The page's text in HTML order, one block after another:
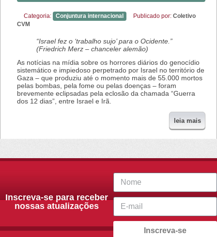
Categoria: Conjuntura internacional Publicado por: Coletivo
CVM
“Israel fez o ‘trabalho sujo’ para o Ocidente.”
(Friedrich Merz – chanceler alemão)
As notícias na mídia sobre os horrores diários do genocídio
sistemático e impiedoso perpetrado por Israel no território de
Gaza – que produziu até o momento mais de 55.000 mortos
pelas bombas, pela fome ou pelas doenças – foram
brevemente eclipsadas pela eclosão da chamada “Guerra
dos 12 dias”, entre Israel e Irã.
leia mais
Inscreva-se para receber
nossas atualizações
Inscreva-se